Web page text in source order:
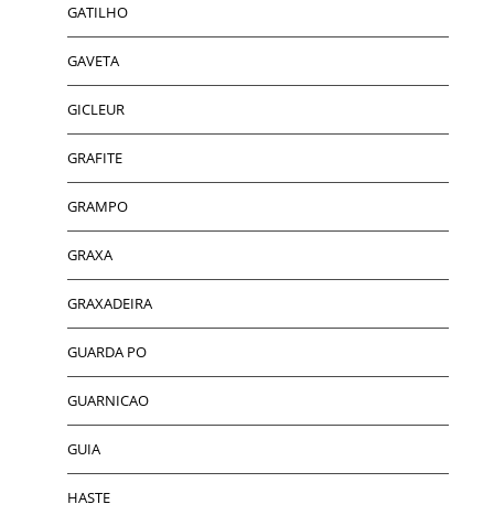
GATILHO
GAVETA
GICLEUR
GRAFITE
GRAMPO
GRAXA
GRAXADEIRA
GUARDA PO
GUARNICAO
GUIA
HASTE